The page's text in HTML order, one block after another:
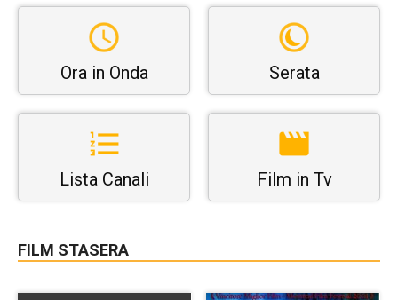
Ora in Onda Serata
Lista Canali Film in Tv
FILM STASERA